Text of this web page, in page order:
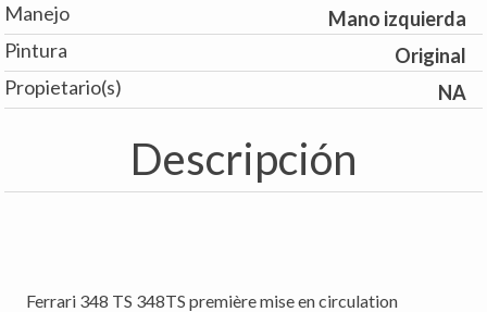
Manejo
Mano izquierda
Pintura
Original
Propietario(s)
NA
Descripción
Ferrari 348 TS 348TS première mise en circulation